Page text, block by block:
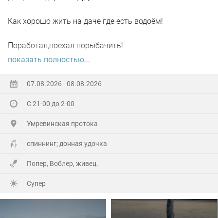
Как хорошо жить на даче где есть водоём!
Поработал,поехал порыбачить!
поработал"цирюльником" 😂в теплицах!
А вечером захотелось повторить предыдущее "ночное
рандеву"!
Прибыл на берег в девять часов,и что я вижу 😲,
По поверхности плывёт мусор(ветки,трава и иногда
показать полностью...
07.08.2026 - 08.08.2026
С 21-00 до 2-00
Умревинская протока
спиннинг; донная удочка
Попер, Воблер, живец.
Супер